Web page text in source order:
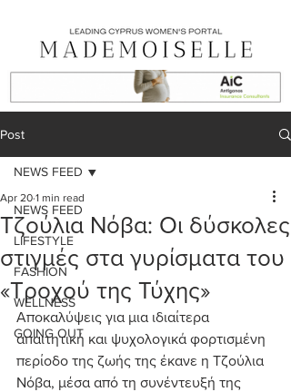
Post
NEWS FEED
LIFESTYLE
FASHION
WELLNESS
GOING OUT
NEWS FEED
Τζούλια Νόβα: Οι δύσκολες
στιγμές στα γυρίσματα του
«Τροχού της Τύχης»
Apr 20 1 min read
Αποκαλύψεις για μια ιδιαίτερα
απαιτητική και ψυχολογικά φορτισμένη
περίοδο της ζωής της έκανε η Τζούλια
Νόβα, μέσα από τη συνέντευξή της